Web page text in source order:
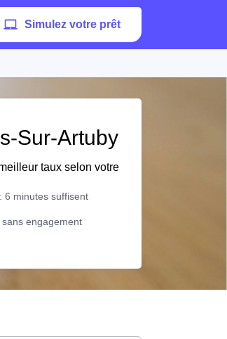
Simulez votre prêt
Sur-Artuby
taux selon votre
6 minutes suffisent
engagement